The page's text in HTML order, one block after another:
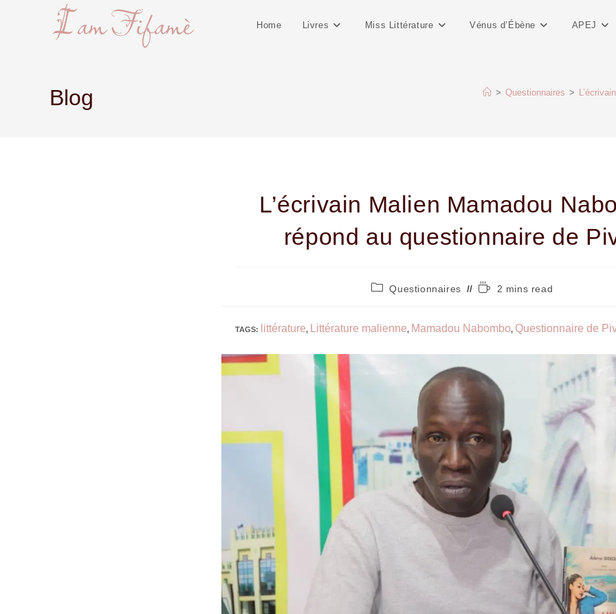
Home Livres Miss Littérature Vénus d’Ébène APEJ
Blog > Questionnaires >
L’écrivain Malien Mamadou
répond au questionnaire de
Questionnaires 2 mins read
TAGS: littérature, Littérature malienne, Mamadou Nabombo, Questionnaire de